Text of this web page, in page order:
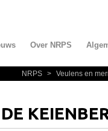
Over NRPS
NRPS > Veulens en